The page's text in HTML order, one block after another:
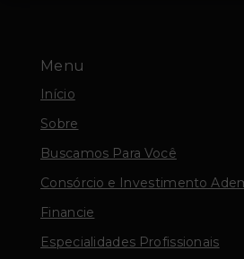
Menu
Início
Sobre
Buscamos Para Você
Consórcio e Investimento
Financie
Especialidades Profissionais